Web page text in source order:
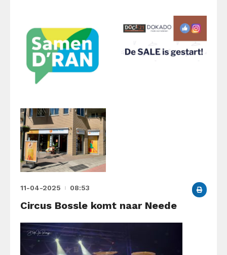
11-04-2025 08:53
Circus Bossle komt naar Neede